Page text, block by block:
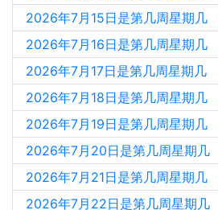
2026年7月15日是第几周星期几
2026年7月16日是第几周星期几
2026年7月17日是第几周星期几
2026年7月18日是第几周星期几
2026年7月19日是第几周星期几
2026年7月20日是第几周星期几
2026年7月21日是第几周星期几
2026年7月22日是第几周星期几